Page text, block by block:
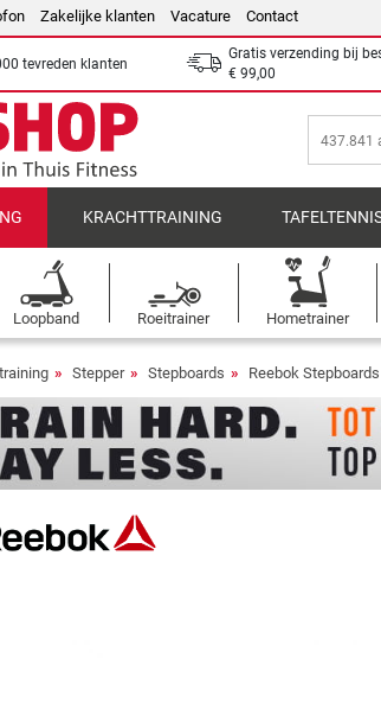
Zakelijke klanten Vacature Contact
tevreden klanten
Gratis verzending bij
€ 99,00
KRACHTTRAINING
Loopband Roeitrainer Hometrainer
Stepper Stepboards Reebok Stepboards